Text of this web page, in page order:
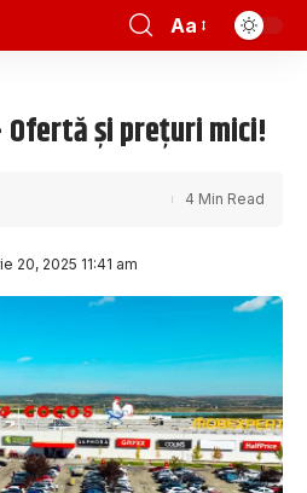
Aa
Ofertă și prețuri mici!
20, 2025 11:41 am
4 Min Read